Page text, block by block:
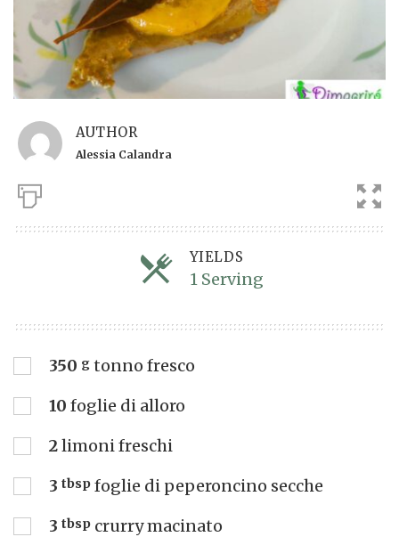
AUTHOR
Alessia Calandra
YIELDS
1 ServingServings
350 g tonno fresco
10 foglie di alloro
2limoni freschi
3 tbsp foglie di peperoncino secche
3 tbsp crurry macinato